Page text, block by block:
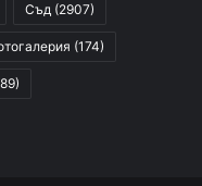
Съд (2907)
(174)